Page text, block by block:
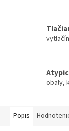
obaly,
Popis